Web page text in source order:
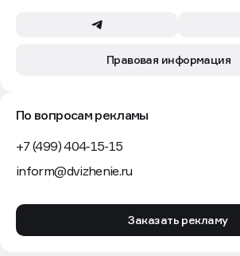
Правовая информация
По вопросам рекламы
+7 (499) 404-15-15
inform@dvizhenie.ru
Заказать рекламу